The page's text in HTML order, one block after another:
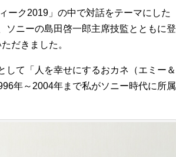
ーク2019」の中で対話をテーマにした
ソニーの島田啓一郎主席技監とともに登
だきました。
て「人を幸せにするおカネ（エミー＆
年～2004年まで私がソニー時代に所属